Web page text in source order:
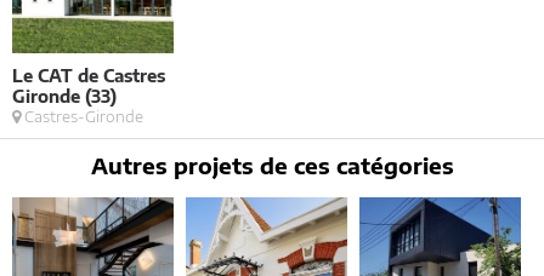
Le CAT de Castres
Gironde (33)
Castres-Gironde
Autres projets de ces catégories